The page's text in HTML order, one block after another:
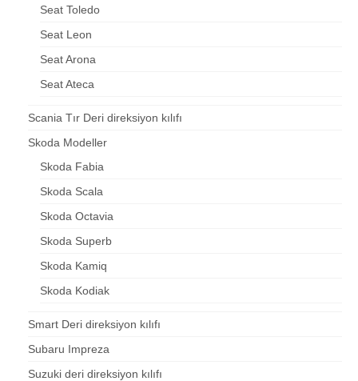
Seat Toledo
Seat Leon
Seat Arona
Seat Ateca
Scania Tır Deri direksiyon kılıfı
Skoda Modeller
Skoda Fabia
Skoda Scala
Skoda Octavia
Skoda Superb
Skoda Kamiq
Skoda Kodiak
Smart Deri direksiyon kılıfı
Subaru Impreza
Suzuki deri direksiyon kılıfı